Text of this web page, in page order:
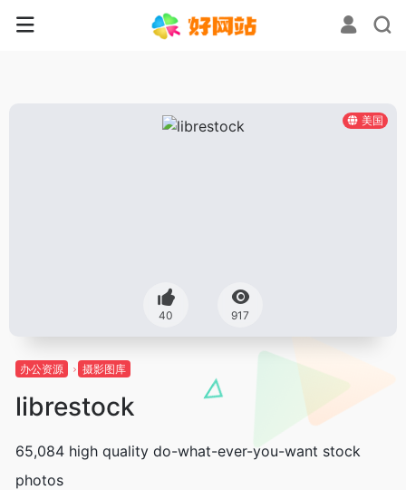
美国
40 917
办公资源 摄影图库
librestock
65,084 high quality do-what-ever-you-want stock
photos